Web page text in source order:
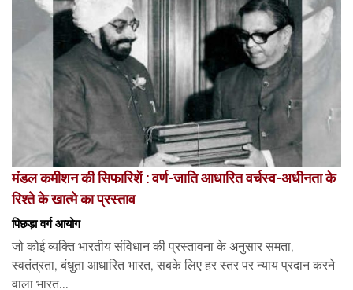
मंडल कमीशन की सिफारिशें : वर्ण-जाति आधारित वर्चस्व-अधीनता के
रिश्ते के खात्मे का प्रस्ताव
पिछड़ा वर्ग आयोग
जो कोई व्यक्ति भारतीय संविधान की प्रस्तावना के अनुसार समता,
स्वतंत्रता, बंधुता आधारित भारत, सबके लिए हर स्तर पर न्याय प्रदान करने
वाला भारत...